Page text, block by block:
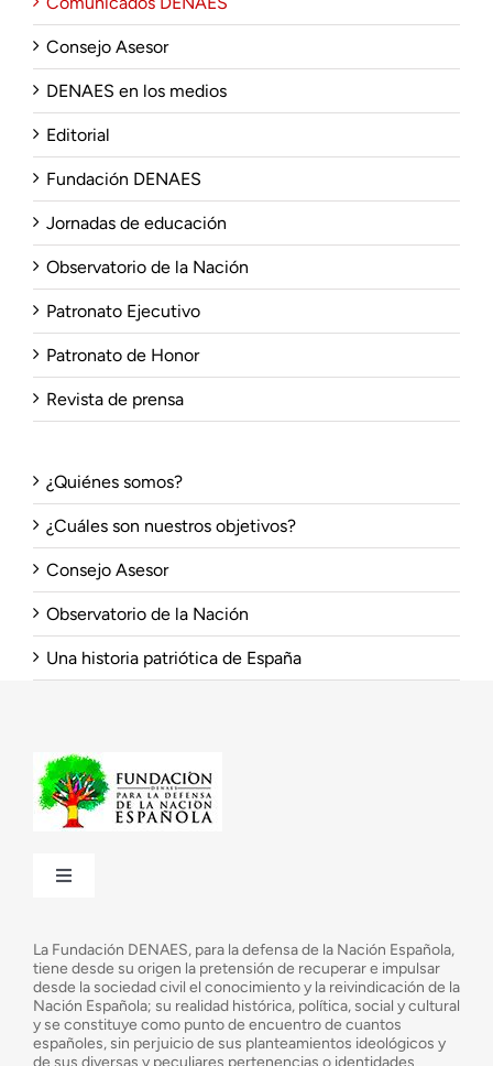
Consejo Asesor
DENAES en los medios
Editorial
Fundación DENAES
Jornadas de educación
Observatorio de la Nación
Patronato Ejecutivo
Patronato de Honor
Revista de prensa
¿Quiénes somos?
¿Cuáles son nuestros objetivos?
Consejo Asesor
Observatorio de la Nación
Una historia patriótica de España
Toggle
¿Cuáles son nuestros objetivos?
La Fundación DENAES, para la defensa de la Nación Española,
tiene desde su origen la pretensión de recuperar e impulsar
desde la sociedad civil el conocimiento y la reivindicación de la
Nación Española; su realidad histórica, política, social y cultural
y se constituye como punto de encuentro de cuantos
españoles, sin perjuicio de sus planteamientos ideológicos y
de sus diversas y peculiares pertenencias o identidades